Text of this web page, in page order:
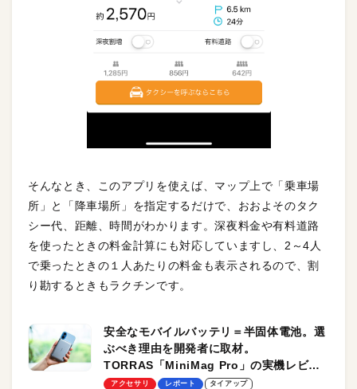
そんなとき、このアプリを使えば、マップ上で「乗車場
所」と「降車場所」を指定するだけで、おおよそのタク
シー代、距離、時間がわかります。深夜料金や有料道路
を使ったときの料金計算にも対応していますし、2～4人
で乗ったときの１人あたりの料金も表示されるので、割
り勘するときもラクチンです。
安全なモバイルバッテリ＝半固体電池。選
ぶべき理由を開発者に取材。
TORRAS「MiniMag Pro」の実機レビュ
ーも
アクセサリ レポート タイアップ